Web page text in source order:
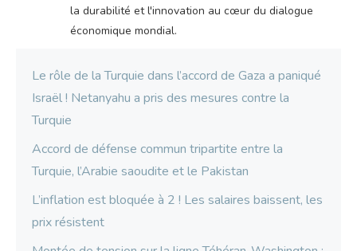
la durabilité et l'innovation au cœur du dialogue
économique mondial.
Le rôle de la Turquie dans l’accord de Gaza a paniqué
Israël ! Netanyahu a pris des mesures contre la
Turquie
Accord de défense commun tripartite entre la
Turquie, l’Arabie saoudite et le Pakistan
L’inflation est bloquée à 2 ! Les salaires baissent, les
prix résistent